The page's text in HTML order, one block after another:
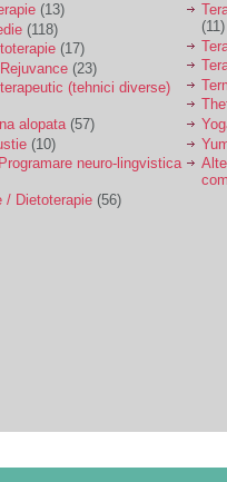
(13)
(118)
(17)
(23)
(tehnici diverse)
alopata(57)
(10)
neuro-lingvistica
/ Dietoterapie (56)
(11)